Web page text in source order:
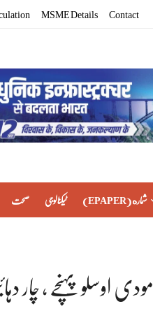
MSME Details Contact
صحت ٹیکنالوجی (EPAPER) شماره
مودی اوسلو پہنچے ،